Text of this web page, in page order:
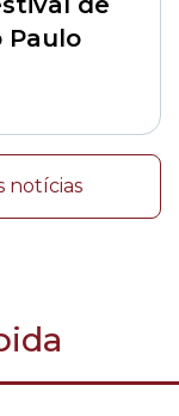
Paulo
notícias